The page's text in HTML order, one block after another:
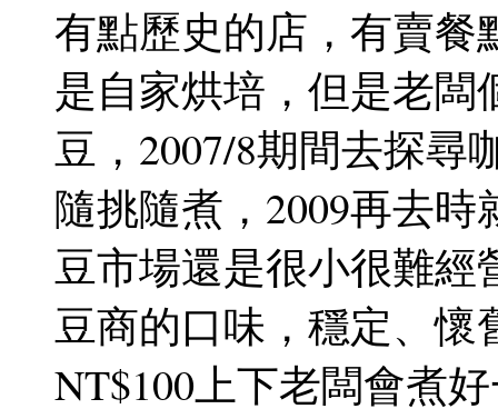
有點歷史的店，有賣餐
是自家烘培，但是老闆
豆，2007/8期間去探尋
隨挑隨煮，2009再去
豆市場還是很小很難經
豆商的口味，穩定、懷
NT$100上下老闆會煮